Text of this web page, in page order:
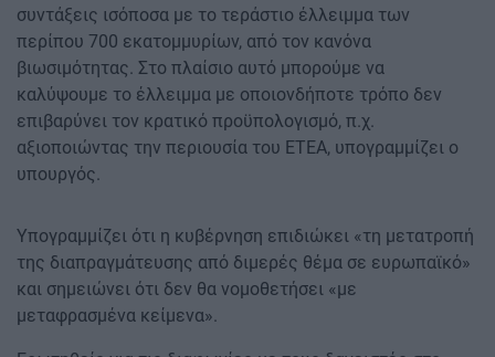
συντάξεις ισόποσα με το τεράστιο έλλειμμα των
περίπου 700 εκατομμυρίων, από τον κανόνα
βιωσιμότητας. Στο πλαίσιο αυτό μπορούμε να
καλύψουμε το έλλειμμα με οποιονδήποτε τρόπο δεν
επιβαρύνει τον κρατικό προϋπολογισμό, π.χ.
αξιοποιώντας την περιουσία του ΕΤΕΑ, υπογραμμίζει ο
υπουργός.
Υπογραμμίζει ότι η κυβέρνηση επιδιώκει «τη μετατροπή
της διαπραγμάτευσης από διμερές θέμα σε ευρωπαϊκό»
και σημειώνει ότι δεν θα νομοθετήσει «με
μεταφρασμένα κείμενα».